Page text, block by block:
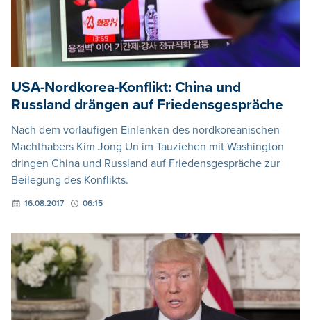
USA-Nordkorea-Konflikt: China und
Russland drängen auf Friedensgespräche
Nach dem vorläufigen Einlenken des nordkoreanischen
Machthabers Kim Jong Un im Tauziehen mit Washington
dringen China und Russland auf Friedensgespräche zur
Beilegung des Konflikts.
16.08.2017 06:15